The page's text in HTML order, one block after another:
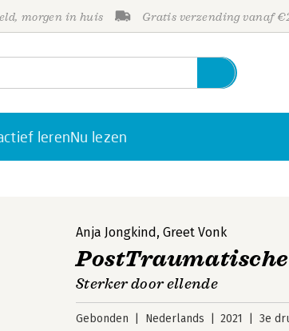
morgen in huis Gratis verzending vanaf
lerenNu lezen
Anja Jongkind, Greet Vonk
Sterker door ellende
Gebonden Nederlands 2021 3e